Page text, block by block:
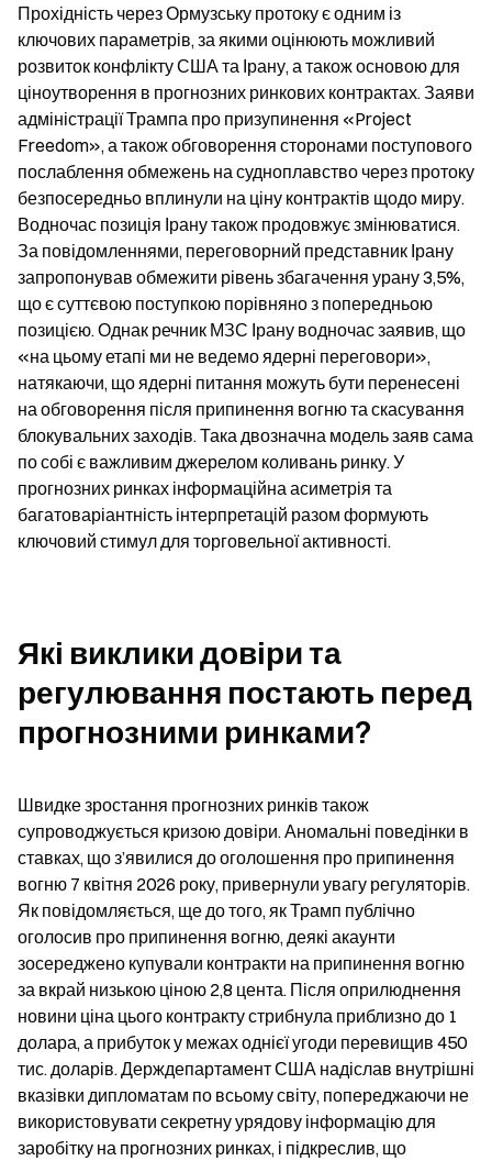
Прохідність через Ормузську протоку є одним із
ключових параметрів, за якими оцінюють можливий
розвиток конфлікту США та Ірану, а також основою для
ціноутворення в прогнозних ринкових контрактах. Заяви
адміністрації Трампа про призупинення «Project
Freedom», а також обговорення сторонами поступового
послаблення обмежень на судноплавство через протоку
безпосередньо вплинули на ціну контрактів щодо миру.
Водночас позиція Ірану також продовжує змінюватися.
За повідомленнями, переговорний представник Ірану
запропонував обмежити рівень збагачення урану 3,5%,
що є суттєвою поступкою порівняно з попередньою
позицією. Однак речник МЗС Ірану водночас заявив, що
«на цьому етапі ми не ведемо ядерні переговори»,
натякаючи, що ядерні питання можуть бути перенесені
на обговорення після припинення вогню та скасування
блокувальних заходів. Така двозначна модель заяв сама
по собі є важливим джерелом коливань ринку. У
прогнозних ринках інформаційна асиметрія та
багатоваріантність інтерпретацій разом формують
ключовий стимул для торговельної активності.
Які виклики довіри та
регулювання постають перед
прогнозними ринками?
Швидке зростання прогнозних ринків також
супроводжується кризою довіри. Аномальні поведінки в
ставках, що з’явилися до оголошення про припинення
вогню 7 квітня 2026 року, привернули увагу регуляторів.
Як повідомляється, ще до того, як Трамп публічно
оголосив про припинення вогню, деякі акаунти
зосереджено купували контракти на припинення вогню
за вкрай низькою ціною 2,8 цента. Після оприлюднення
новини ціна цього контракту стрибнула приблизно до 1
долара, а прибуток у межах однієї угоди перевищив 450
тис. доларів. Держдепартамент США надіслав внутрішні
вказівки дипломатам по всьому світу, попереджаючи не
використовувати секретну урядову інформацію для
заробітку на прогнозних ринках, і підкреслив, що